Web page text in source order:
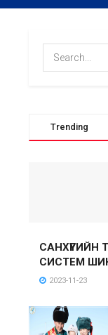
Trending
СИСТЕМ
2023-11-23